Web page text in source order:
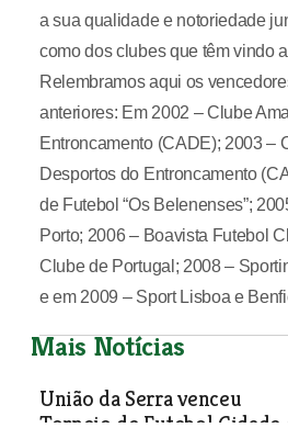
a sua qualidade e notoriedade
como dos clubes que têm vindo
Relembramos aqui os
anteriores: Em 2002 – Clube
Entroncamento (CADE); 2003 –
Desportos do Entroncamento
de Futebol “Os Belenenses”;
Porto; 2006 – Boavista Futebol
Clube de Portugal; 2008 –
e em 2009 – Sport Lisboa e
Mais Notícias
União da Serra venceu
Torneio de Futebol Cidade